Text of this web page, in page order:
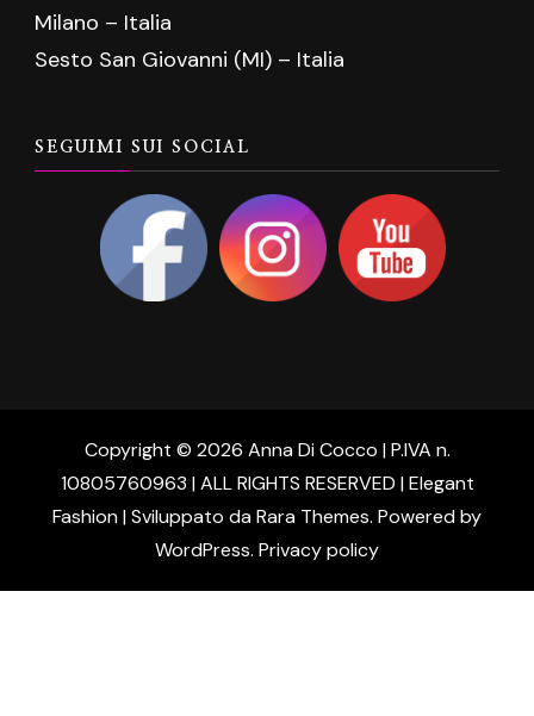
Milano – Italia
Sesto San Giovanni (MI) – Italia
SEGUIMI SUI SOCIAL
Copyright © 2026 Anna Di Cocco | P.IVA n.
10805760963 | ALL RIGHTS RESERVED | Elegant
Fashion | Sviluppato daRara Themes. Powered by
WordPress. Privacy policy